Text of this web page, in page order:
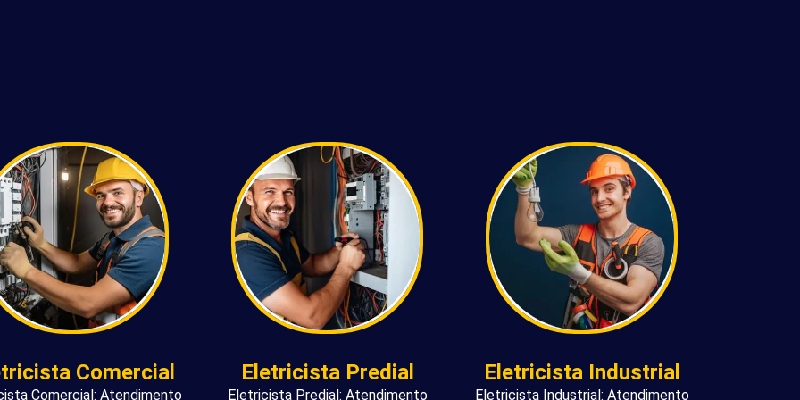
Comercial
Comercial: Atendimento
Eletricista Predial
Eletricista Predial: Atendimento
Eletricista Industrial
Eletricista Industrial: Atendimento